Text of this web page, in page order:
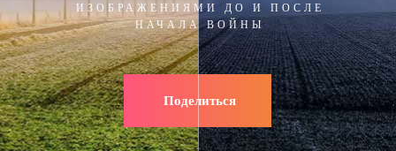
ИЗОБРАЖЕНИЯМИ ДО И ПОСЛЕ
НАЧАЛА ВОЙНЫ
Поделиться